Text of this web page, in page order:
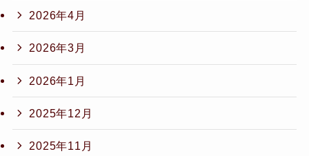
2026年4月
2026年3月
2026年1月
2025年12月
2025年11月